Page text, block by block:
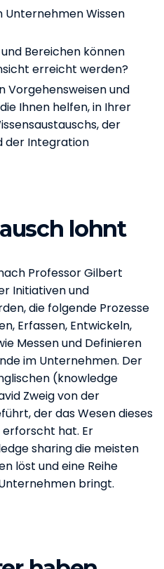
Unternehmen Wissen
Bereichen können
erreicht werden?
Vorgehensweisen und
Ihnen helfen, in Ihrer
der
der Integration
lohnt
Professor Gilbert
Initiativen und
die folgende Prozesse
Erfassen, Entwickeln,
Messen und Definieren
im Unternehmen. Der
(knowledge
Zweig von der
der das Wesen dieses
hat. Er
sharing die meisten
löst und eine Reihe
bringt.